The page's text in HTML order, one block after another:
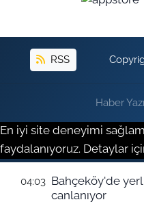
RSS
Haber
En iyi site deneyimi
faydalanıyoruz. Detaylar
04:03 Bahçeköy'de
canlanıyor